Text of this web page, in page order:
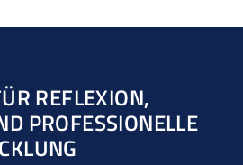
REFLEXION,
PROFESSIONELLE